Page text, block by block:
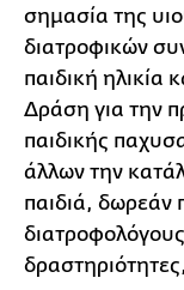
σημασία της
διατροφικών
παιδική ηλικία
Δράση για την
παιδικής
άλλων την
παιδιά, δωρεάν